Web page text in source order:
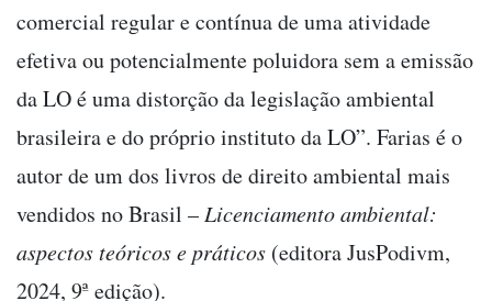
comercial regular e contínua de uma atividade
efetiva ou potencialmente poluidora sem a emissão
da LO é uma distorção da legislação ambiental
brasileira e do próprio instituto da LO”. Farias é o
autor de um dos livros de direito ambiental mais
vendidos no Brasil – Licenciamento ambiental:
aspectos teóricos e práticos (editora JusPodivm,
2024, 9ª edição).